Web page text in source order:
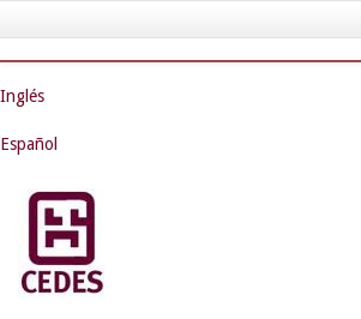
navigation
Inglés
Español